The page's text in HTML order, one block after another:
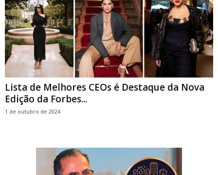
Lista de Melhores CEOs é Destaque da Nova
Edição da Forbes...
1 de outubro de 2024